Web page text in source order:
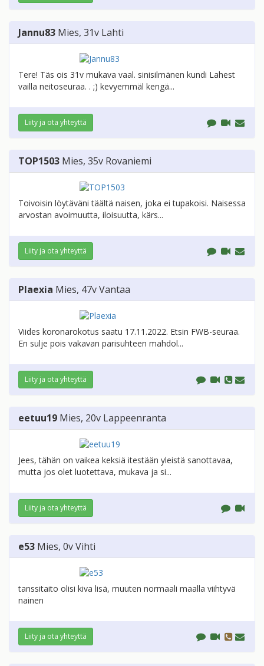
Jannu83 Mies, 31v Lahti
Tere! Täs ois 31v mukava vaal. sinisilmänen kundi Lahest
vailla neitoseuraa. . ;) kevyemmäl kengä...
Liity ja ota yhteyttä
TOP1503 Mies, 35v Rovaniemi
Toivoisin löytäväni täältä naisen, joka ei tupakoisi. Naisessa
arvostan avoimuutta, iloisuutta, kärs...
Liity ja ota yhteyttä
Plaexia Mies, 47vVantaa
Viides koronarokotus saatu 17.11.2022. Etsin FWB-seuraa.
En sulje pois vakavan parisuhteen mahdol...
Liity ja ota yhteyttä
eetuu19 Mies, 20v Lappeenranta
Jees, tähän on vaikea keksiä itestään yleistä sanottavaa,
mutta jos olet luotettava, mukava ja si...
Liity ja ota yhteyttä
e53 Mies, 0vVihti
tanssitaito olisi kiva lisä, muuten normaali maalla viihtyvä
nainen
Liity ja ota yhteyttä